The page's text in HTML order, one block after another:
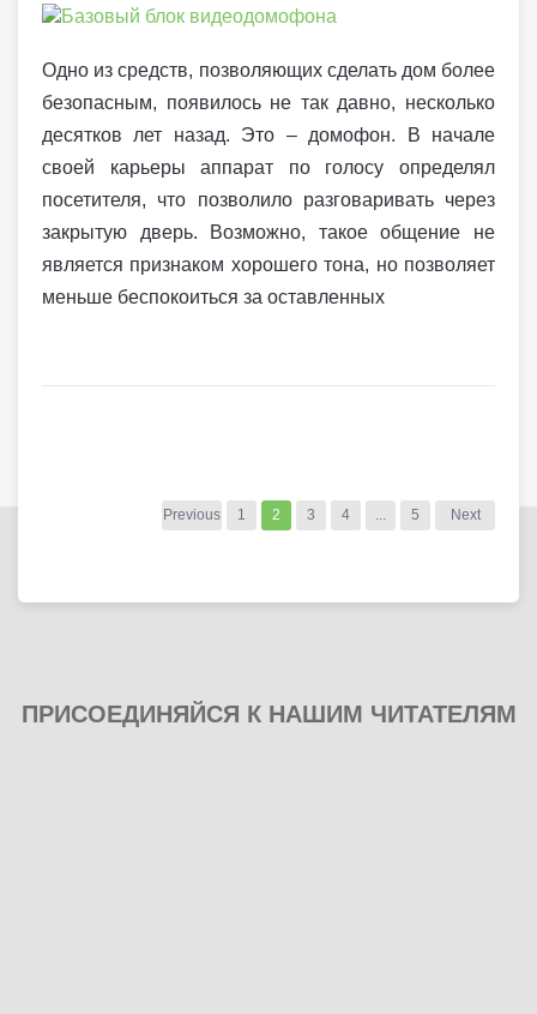
Одно из средств, позволяющих сделать дом более
безопасным, появилось не так давно, несколько
десятков лет назад. Это – домофон. В начале
своей карьеры аппарат по голосу определял
посетителя, что позволило разговаривать через
закрытую дверь. Возможно, такое общение не
является признаком хорошего тона, но позволяет
меньше беспокоиться за оставленных
Previous 1 2 3 4 ... 5 Next
ПРИСОЕДИНЯЙСЯ К НАШИМ ЧИТАТЕЛЯМ